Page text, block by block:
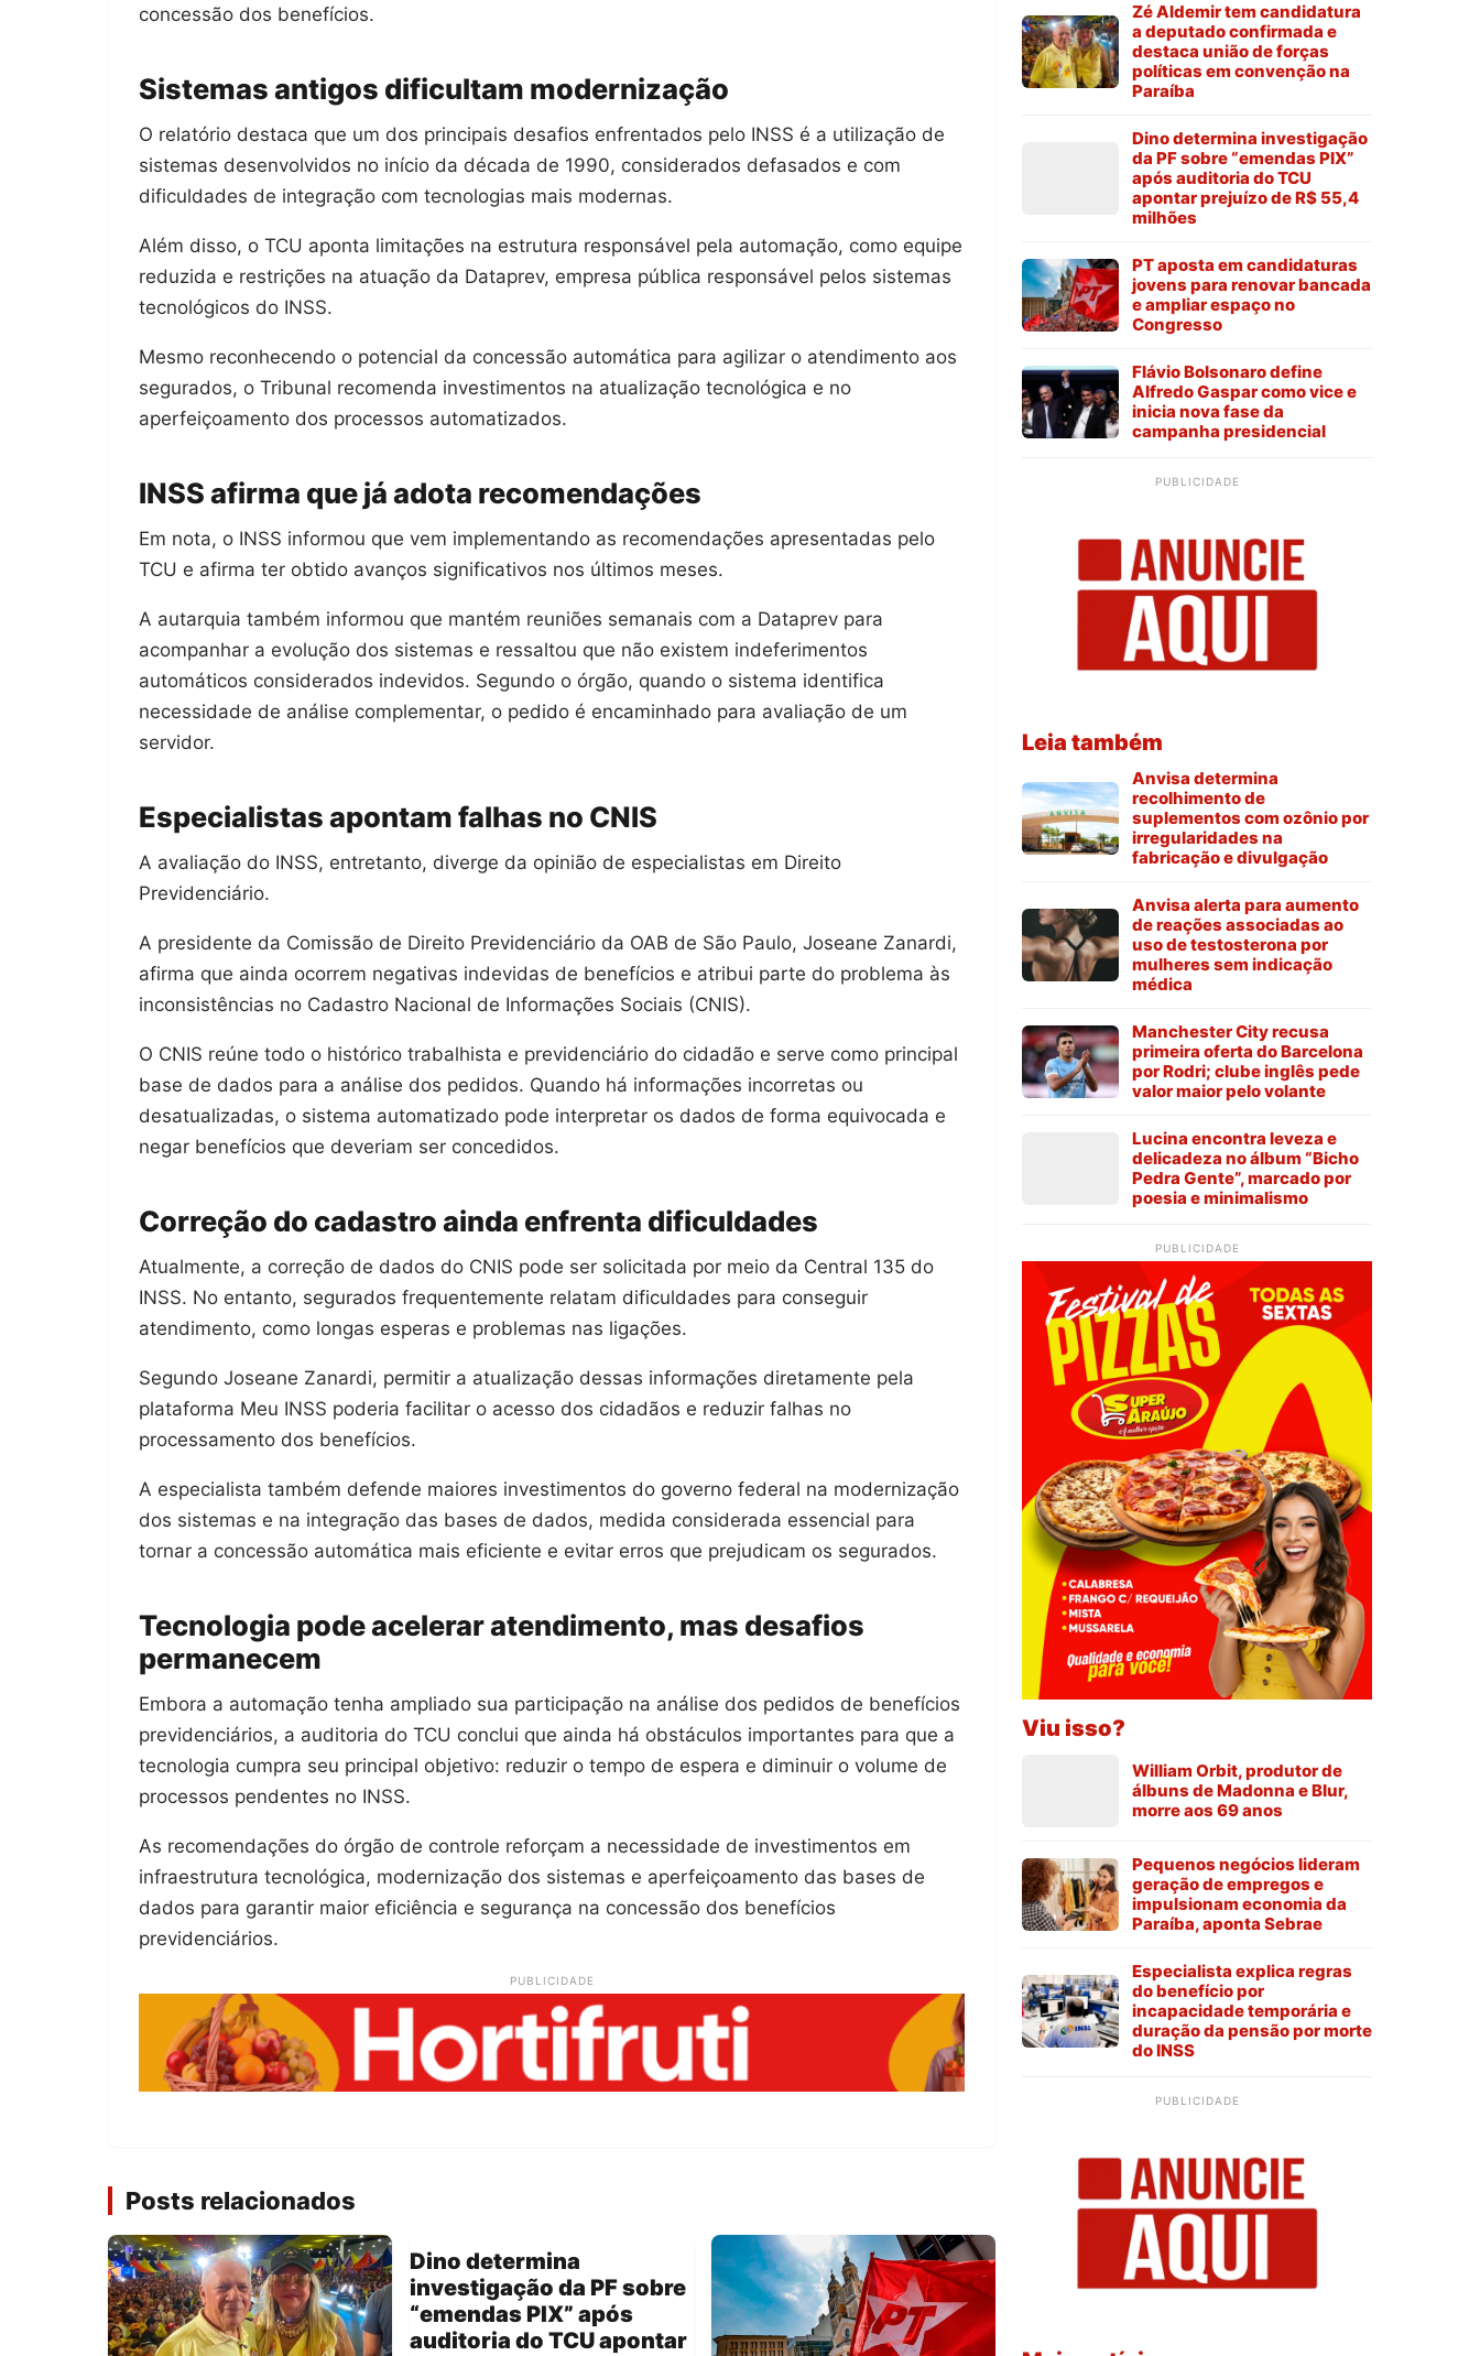
concessão dos benefícios.
Sistemas antigos dificultam modernização
O relatório destaca que um dos principais desafios enfrentados pelo INSS é a utilização de
sistemas desenvolvidos no início da década de 1990, considerados defasados e com
dificuldades de integração com tecnologias mais modernas.
Além disso, o TCU aponta limitações na estrutura responsável pela automação, como equipe
reduzida e restrições na atuação da Dataprev, empresa pública responsável pelos sistemas
tecnológicos do INSS.
Mesmo reconhecendo o potencial da concessão automática para agilizar o atendimento aos
segurados, o Tribunal recomenda investimentos na atualização tecnológica e no
aperfeiçoamento dos processos automatizados.
INSS afirma que já adota recomendações
Em nota, o INSS informou que vem implementando as recomendações apresentadas pelo
TCU e afirma ter obtido avanços significativos nos últimos meses.
A autarquia também informou que mantém reuniões semanais com a Dataprev para
acompanhar a evolução dos sistemas e ressaltou que não existem indeferimentos
automáticos considerados indevidos. Segundo o órgão, quando o sistema identifica
necessidade de análise complementar, o pedido é encaminhado para avaliação de um
servidor.
Especialistas apontam falhas no CNIS
A avaliação do INSS, entretanto, diverge da opinião de especialistas em Direito
Previdenciário.
A presidente da Comissão de Direito Previdenciário da OAB de São Paulo, Joseane Zanardi,
afirma que ainda ocorrem negativas indevidas de benefícios e atribui parte do problema às
inconsistências no Cadastro Nacional de Informações Sociais (CNIS).
O CNIS reúne todo o histórico trabalhista e previdenciário do cidadão e serve como principal
base de dados para a análise dos pedidos. Quando há informações incorretas ou
desatualizadas, o sistema automatizado pode interpretar os dados de forma equivocada e
negar benefícios que deveriam ser concedidos.
Correção do cadastro ainda enfrenta dificuldades
Atualmente, a correção de dados do CNIS pode ser solicitada por meio da Central 135 do
INSS. No entanto, segurados frequentemente relatam dificuldades para conseguir
atendimento, como longas esperas e problemas nas ligações.
Segundo Joseane Zanardi, permitir a atualização dessas informações diretamente pela
plataforma Meu INSS poderia facilitar o acesso dos cidadãos e reduzir falhas no
processamento dos benefícios.
A especialista também defende maiores investimentos do governo federal na modernização
dos sistemas e na integração das bases de dados, medida considerada essencial para
tornar a concessão automática mais eficiente e evitar erros que prejudicam os segurados.
Tecnologia pode acelerar atendimento, mas desafios
permanecem
Embora a automação tenha ampliado sua participação na análise dos pedidos de benefícios
previdenciários, a auditoria do TCU conclui que ainda há obstáculos importantes para que a
tecnologia cumpra seu principal objetivo: reduzir o tempo de espera e diminuir o volume de
processos pendentes no INSS.
As recomendações do órgão de controle reforçam a necessidade de investimentos em
infraestrutura tecnológica, modernização dos sistemas e aperfeiçoamento das bases de
dados para garantir maior eficiência e segurança na concessão dos benefícios
previdenciários.
PUBLICIDADE
Posts relacionados
Dino determina
investigação da PF sobre
“emendas PIX” após
auditoria do TCU apontar
Zé Aldemir tem candidatura
a deputado confirmada e
destaca união de forças
políticas em convenção na
Paraíba
Dino determina investigação
da PF sobre “emendas PIX”
após auditoria do TCU
apontar prejuízo de R$ 55,4
milhões
PT aposta em candidaturas
jovens para renovar bancada
e ampliar espaço no
Congresso
Flávio Bolsonaro define
Alfredo Gaspar como vice e
inicia nova fase da
campanha presidencial
PUBLICIDADE
Leia também
Anvisa determina
recolhimento de
suplementos com ozônio por
irregularidades na
fabricação e divulgação
Anvisa alerta para aumento
de reações associadas ao
uso de testosterona por
mulheres sem indicação
médica
Manchester City recusa
primeira oferta do Barcelona
por Rodri; clube inglês pede
valor maior pelo volante
Lucina encontra leveza e
delicadeza no álbum “Bicho
Pedra Gente”, marcado por
poesia e minimalismo
PUBLICIDADE
Viu isso?
William Orbit, produtor de
álbuns de Madonna e Blur,
morre aos 69 anos
Pequenos negócios lideram
geração de empregos e
impulsionam economia da
Paraíba, aponta Sebrae
Especialista explica regras
do benefício por
incapacidade temporária e
duração da pensão por morte
do INSS
PUBLICIDADE